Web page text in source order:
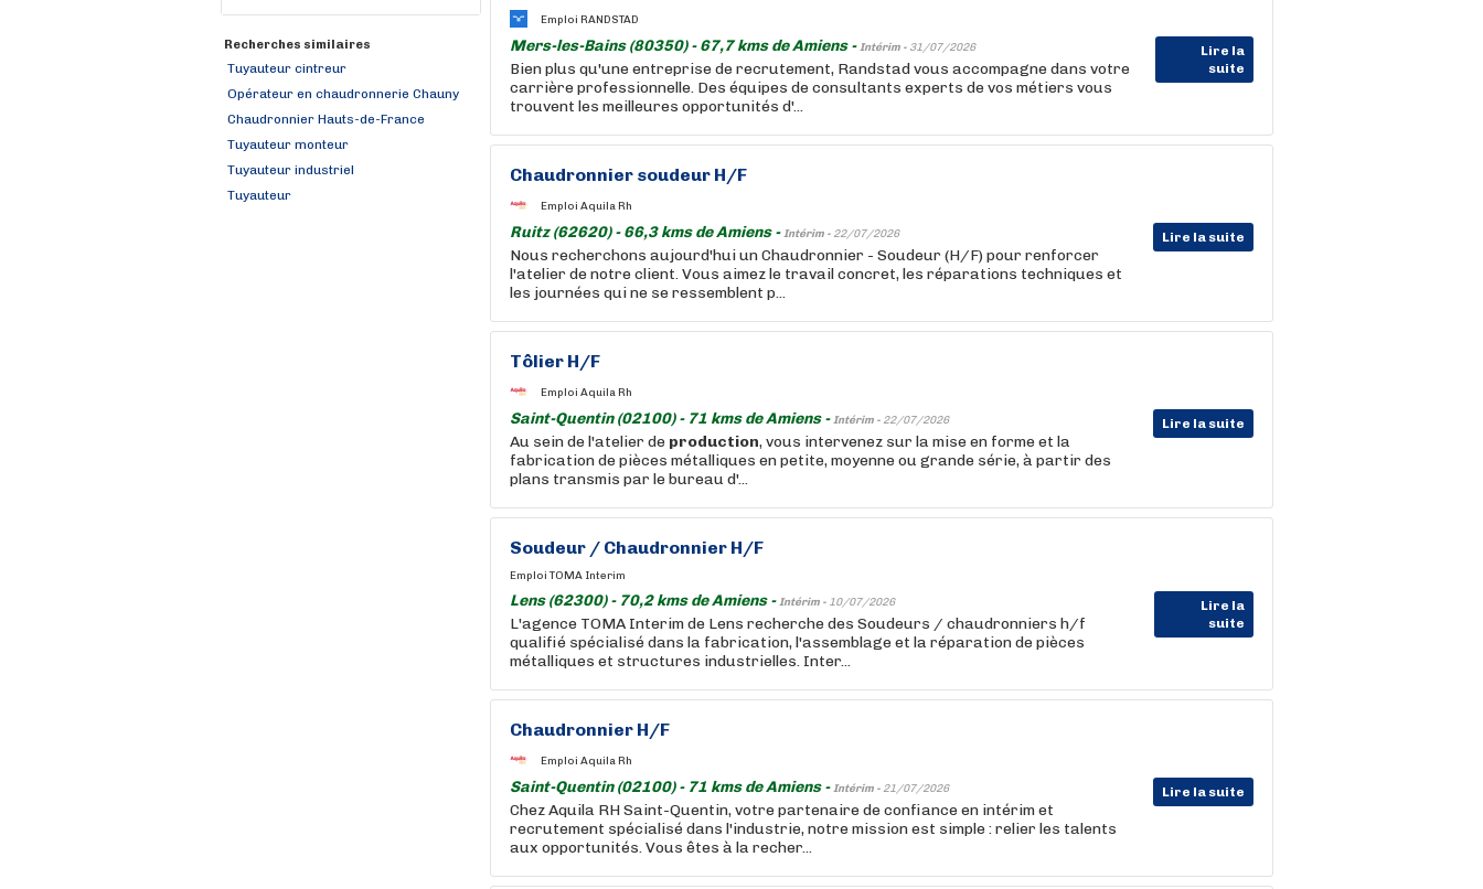
Recherches similaires
Tuyauteur cintreur
Opérateur en chaudronnerie Chauny
Chaudronnier Hauts-de-France
Tuyauteur monteur
Tuyauteur industriel
Tuyauteur
Emploi RANDSTAD
Mers-les-Bains (80350) - 67,7 kms de Amiens -Intérim - 31/07/2026
Lire la
suite
Bien plus qu'une entreprise de recrutement, Randstad vous accompagne dans votre
carrière professionnelle. Des équipes de consultants experts de vos métiers vous
trouvent les meilleures opportunités d'...
Chaudronnier soudeur H/F
Emploi Aquila Rh
Ruitz (62620) - 66,3 kms de Amiens -Intérim - 22/07/2026 Lire la suite
Nous recherchons aujourd'hui un Chaudronnier - Soudeur (H/F) pour renforcer
l'atelier de notre client. Vous aimez le travail concret, les réparations techniques et
les journées qui ne se ressemblent p...
Tôlier H/F
Emploi Aquila Rh
Saint-Quentin (02100) - 71 kms de Amiens -Intérim - 22/07/2026 Lire la suite
Au sein de l'atelier de production, vous intervenez sur la mise en forme et la
fabrication de pièces métalliques en petite, moyenne ou grande série, à partir des
plans transmis par le bureau d'...
Soudeur / Chaudronnier H/F
Emploi TOMA Interim
Lens (62300) - 70,2 kms de Amiens -Intérim - 10/07/2026
Lire la
suite
L'agence TOMA Interim de Lens recherche des Soudeurs / chaudronniers h/f
qualifié spécialisé dans la fabrication, l'assemblage et la réparation de pièces
métalliques et structures industrielles. Inter...
Chaudronnier H/F
Emploi Aquila Rh
Saint-Quentin (02100) - 71 kms de Amiens -Intérim - 21/07/2026 Lire la suite
Chez Aquila RH Saint-Quentin, votre partenaire de confiance en intérim et
recrutement spécialisé dans l'industrie, notre mission est simple : relier les talents
aux opportunités. Vous êtes à la recher...